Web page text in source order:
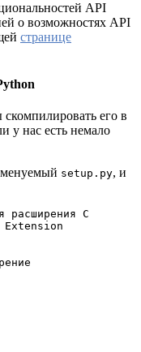
API
о возможностях API
странице
его в
у нас есть немало
setup.py, и
расширения С